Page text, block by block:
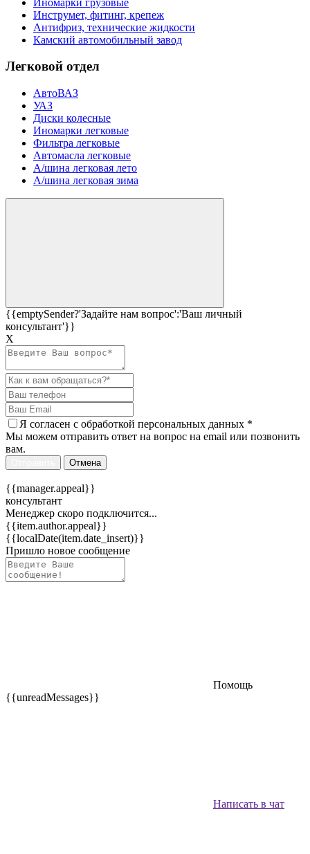
Инструмет, фитинг, крепеж
Антифриз, технические жидкости
Камский автомобильный завод
Легковой отдел
АвтоВАЗ
УАЗ
Диски колесные
Иномарки легковые
Фильтра легковые
Автомасла легковые
А/шина легковая лето
А/шина легковая зима
{{emptySender?'Задайте нам вопрос':'Ваш личный
консультант'}}
Х
Я согласен c обработкой персональных данных *
Мы можем отправить ответ на вопрос на email или позвонить
вам.
Отмена
{{manager.appeal}}
консультант
Менеджер скоро подключится...
{{item.author.appeal}}
{{localDate(item.date_insert)}}
Пришло новое сообщение
Помощь
{{unreadMessages}}
Написать в чат